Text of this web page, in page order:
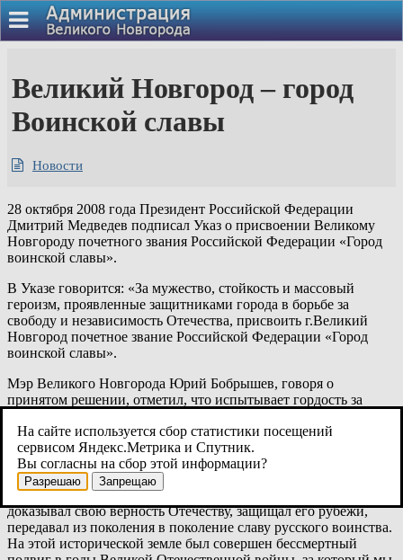
Великий Новгород – город
Воинской славы
Новости
28 октября 2008 года Президент Российской Федерации
Дмитрий Медведев подписал Указ о присвоении Великому
Новгороду почетного звания Российской Федерации «Город
воинской славы».
В Указе говорится: «За мужество, стойкость и массовый
героизм, проявленные защитниками города в борьбе за
свободу и независимость Отечества, присвоить г.Великий
Новгород почетное звание Российской Федерации «Город
воинской славы».
Мэр Великого Hовгорода Юрий Бобрышев, говоря о
принятом решении, отметил, что испытывает гордость за
1150-летний юбилей города и продолжить славу и традиции
предыдущих поколений.
"От стен новгородского кремля начинал свои походы князь
Александр Невский. Почти 1150-летней историей Hовгород
доказывал свою верность Отечеству, защищал его рубежи,
передавал из поколения в поколение славу русского воинства.
На этой исторической земле был совершен бессмертный
На сайте используется сбор статистики посещений
сервисом Яндекс.Метрика и Спутник.
Вы согласны на сбор этой информации?
Разрешаю Запрещаю